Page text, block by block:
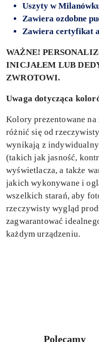
Uszyty w
Zawiera ozdobne
Zawiera certyfikat
WAŻNE!
INICJAŁEM LUB
ZWROTOWI.
Uwaga dotycząca
Kolory prezentowane
różnić się od
wynikają z
(takich jak jasność,
wyświetlacza, a także
jakich wykonywane i
wszelkich starań, aby
rzeczywisty wygląd
zagwarantować
każdym urządzeniu.
Produkty
Polecamy